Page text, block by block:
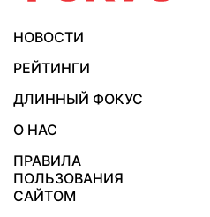
НОВОСТИ
РЕЙТИНГИ
ДЛИННЫЙ ФОКУС
О НАС
ПРАВИЛА
ПОЛЬЗОВАНИЯ
САЙТОМ